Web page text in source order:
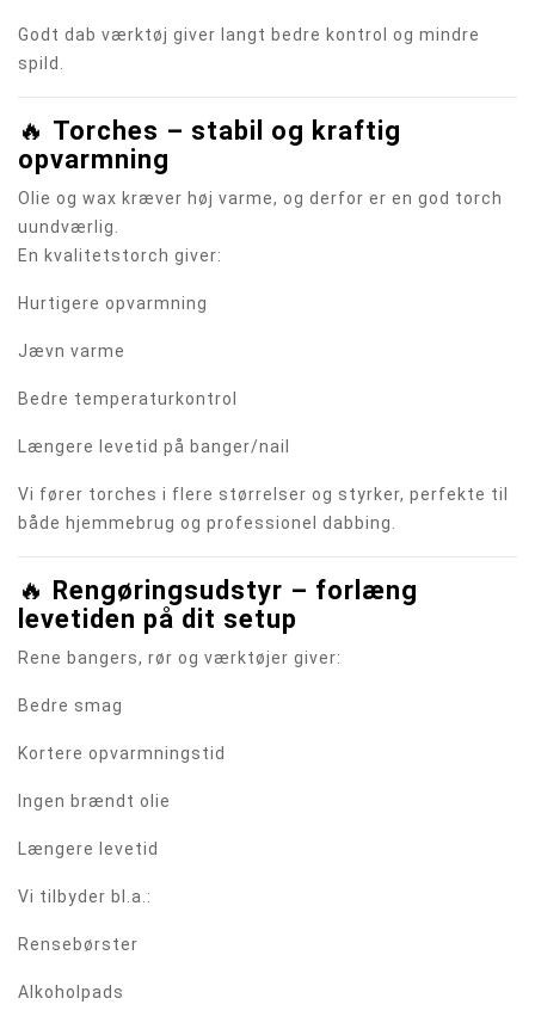
Godt dab værktøj giver langt bedre kontrol og mindre
spild.
🔥 Torches – stabil og kraftig
opvarmning
Olie og wax kræver høj varme, og derfor er en god torch
uundværlig.
En kvalitetstorch giver:
Hurtigere opvarmning
Jævn varme
Bedre temperaturkontrol
Længere levetid på banger/nail
Vi fører torches i flere størrelser og styrker, perfekte til
både hjemmebrug og professionel dabbing.
🔥 Rengøringsudstyr – forlæng
levetiden på dit setup
Rene bangers, rør og værktøjer giver:
Bedre smag
Kortere opvarmningstid
Ingen brændt olie
Længere levetid
Vi tilbyder bl.a.:
Rensebørster
Alkoholpads